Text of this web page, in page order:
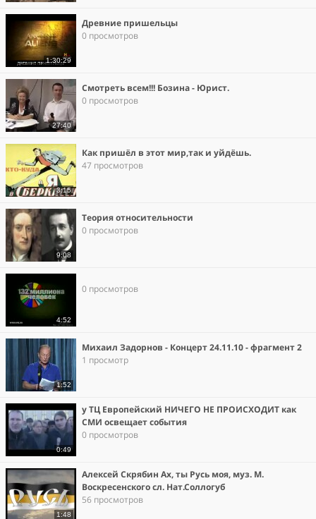
1:30:29
Древние пришельцы
0 просмотров
27:40
Смотреть всем!!! Бозина - Юрист.
0 просмотров
3:15
Как пришёл в этот мир,так и уйдёшь.
47 просмотров
9:08
Теория относительности
0 просмотров
4:52
0 просмотров
1:52
Михаил Задорнов - Концерт 24.11.10 - фрагмент 2
1 просмотр
0:49
у ТЦ Европейский НИЧЕГО НЕ ПРОИСХОДИТ как
СМИ освещает события
0 просмотров
1:48
Алексей Скрябин Ах, ты Русь моя, муз. М.
Воскресенского сл. Нат.Соллогуб
56 просмотров